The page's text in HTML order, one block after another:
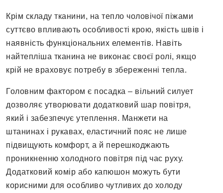
Крім складу тканини, на тепло чоловічої піжами
суттєво впливають особливості крою, якість швів і
наявність функціональних елементів. Навіть
найтепліша тканина не виконає своєї ролі, якщо
крій не враховує потребу в збереженні тепла.
Головним фактором є посадка – вільний силует
дозволяє утворювати додатковий шар повітря,
який і забезпечує утеплення. Манжети на
штанинах і рукавах, еластичний пояс не лише
підвищують комфорт, а й перешкоджають
проникненню холодного повітря під час руху.
Додатковий комір або капюшон можуть бути
корисними для особливо чутливих до холоду